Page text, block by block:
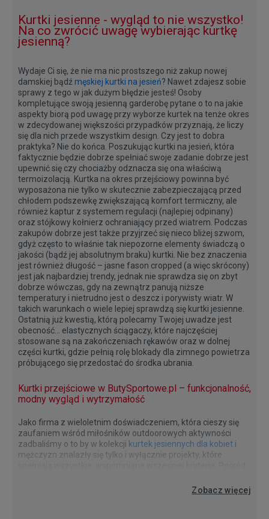
Zobacz więcej
Kurtki jesienne - wygląd to nie wszystko!
Na co zwrócić uwagę wybierając kurtkę
jesienną?
Wydaje Ci się, że nie ma nic prostszego niż zakup nowej
damskiej bądźmęskiej kurtki na jesień? Nawet zdajesz sobie
sprawy z tego w jak dużym błędzie jesteś! Osoby
kompletujące swoją jesienną garderobę pytane o to na jakie
aspekty biorą pod uwagę przy wyborze kurtek na tenże okres
w zdecydowanej większości przypadków przyznają, że liczy
się dla nich przede wszystkim design. Czy jest to dobra
praktyka? Nie do końca. Poszukując kurtki na jesień, która
faktycznie będzie dobrze spełniać swoje zadanie dobrze jest
upewnić się czy chociażby odznacza się ona właściwą
termoizolacją. Kurtka na okres przejściowy powinna być
wyposażona nie tylko w skutecznie zabezpieczającą przed
chłodem podszewkę zwiększającą komfort termiczny, ale
również kaptur z systemem regulacji (najlepiej odpinany)
oraz stójkowy kołnierz ochraniający przed wiatrem. Podczas
zakupów dobrze jest także przyjrzeć się nieco bliżej szwom,
gdyż często to właśnie tak niepozorne elementy świadczą o
jakości (bądź jej absolutnym braku) kurtki. Nie bez znaczenia
jest również długość – jasne fason cropped (a więc skrócony)
jest jak najbardziej trendy, jednak nie sprawdza się on zbyt
dobrze wówczas, gdy na zewnątrz panują niższe
temperatury i nietrudno jest o deszcz i porywisty wiatr. W
takich warunkach o wiele lepiej sprawdzą się kurtki jesienne.
Ostatnią już kwestią, którą polecamy Twojej uwadze jest
obecność… elastycznych ściągaczy, które najczęściej
stosowane są na zakończeniach rękawów oraz w dolnej
części kurtki, gdzie pełnią rolę blokady dla zimnego powietrza
próbującego się przedostać do środka ubrania.
Kurtki przejściowe w ButySportowe.pl – funkcjonalność,
modny wygląd i wytrzymałość
Jako firma z wieloletnim doświadczeniem, która cieszy się
zaufaniem wśród miłośników outdoorowych aktywności
zadbaliśmy o to by w kolekcji kurtek jesiennych dla kobiet i
mężczyzn znalazły się tylko i wyłącznie projekty, które
znaleźć niejeden ciekawy projekt, który nie tylko będzie
pasował do wielu stylizacji, ale również zapewni Ci optymalny
wygodny, sportowy styl? A może potrzebujesz